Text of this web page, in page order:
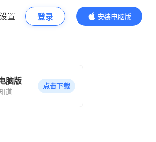
置 登录
安装电脑版
内容更精彩
脑版
道
点击下载